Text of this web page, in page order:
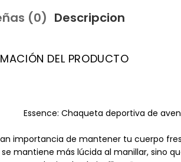
(0) Descripcion
DEL PRODUCTO
Essence: Chaqueta deportiva de
importancia de mantener tu cuerpo
mantiene más lúcida al manillar, sino